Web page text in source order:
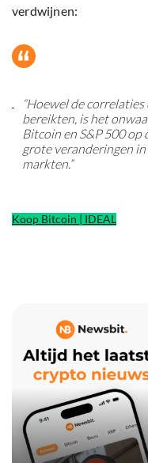
verdwijnen:
“Hoewel de
bereikten, is het
Bitcoin en S&P 500
grote veranderingen
markten.”
Koop Bitcoin | IDEAL